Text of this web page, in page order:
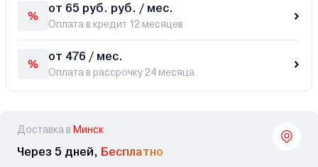
от 65 руб. руб. / мес.
Оплата в кредит 12 месяцев
от 476 / мес.
Оплата в рассрочку 24 месяца
Доставка в Минск
Через 5 дней, Бесплатно